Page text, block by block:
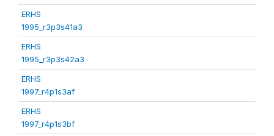
ERHS
1995_r3p3s41a3
ERHS
1995_r3p3s42a3
ERHS
1997_r4p1s3af
ERHS
1997_r4p1s3bf